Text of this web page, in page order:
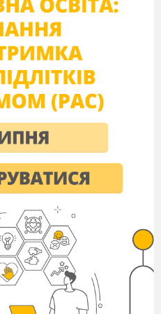
грибних отруєнь?
робити в разі появи
переліку
номери:
грибів;
і неїстівних